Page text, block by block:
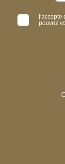
j'accepte
pouvez